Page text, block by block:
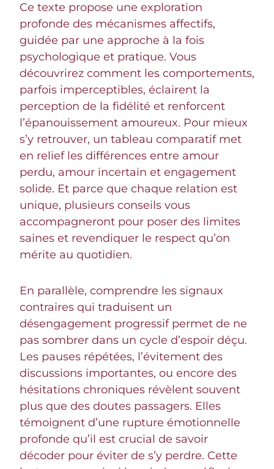
Ce texte propose une exploration
profonde des mécanismes affectifs,
guidée par une approche à la fois
psychologique et pratique. Vous
découvrirez comment les comportements,
parfois imperceptibles, éclairent la
perception de la fidélité et renforcent
l’épanouissement amoureux. Pour mieux
s’y retrouver, un tableau comparatif met
en relief les différences entre amour
perdu, amour incertain et engagement
solide. Et parce que chaque relation est
unique, plusieurs conseils vous
accompagneront pour poser des limites
saines et revendiquer le respect qu’on
mérite au quotidien.
En parallèle, comprendre les signaux
contraires qui traduisent un
désengagement progressif permet de ne
pas sombrer dans un cycle d’espoir déçu.
Les pauses répétées, l’évitement des
discussions importantes, ou encore des
hésitations chroniques révèlent souvent
plus que des doutes passagers. Elles
témoignent d’une rupture émotionnelle
profonde qu’il est crucial de savoir
décoder pour éviter de s’y perdre. Cette